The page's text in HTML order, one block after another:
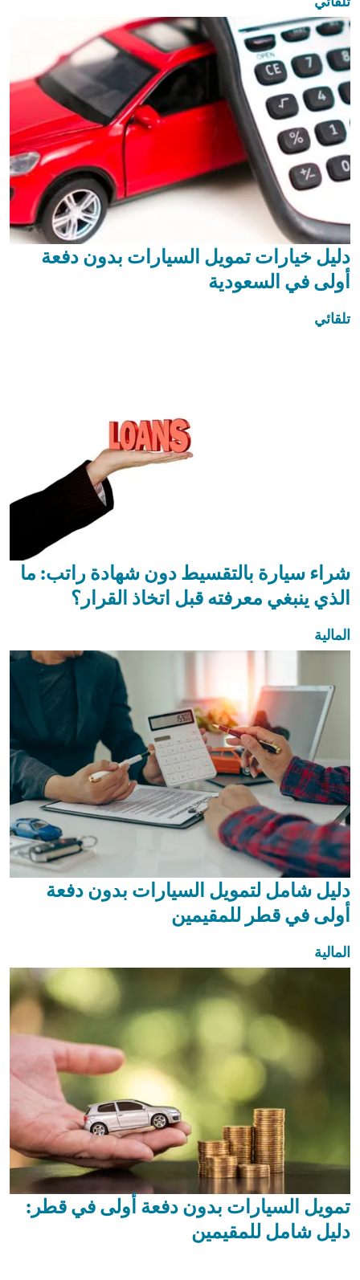
دليل خيارات تمويل السيارات بدون دفعة
أولى في السعودية
تلقائي
شراء سيارة بالتقسيط دون شهادة راتب: ما
الذي ينبغي معرفته قبل اتخاذ القرار؟
المالية
دليل شامل لتمويل السيارات بدون دفعة
أولى في قطر للمقيمين
المالية
تمويل السيارات بدون دفعة أولى في قطر:
دليل شامل للمقيمين